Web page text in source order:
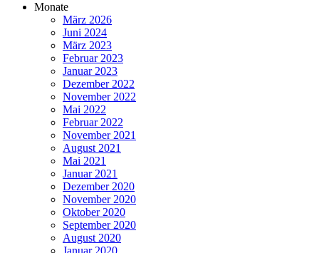
Monate
März 2026
Juni 2024
März 2023
Februar 2023
Januar 2023
Dezember 2022
November 2022
Mai 2022
Februar 2022
November 2021
August 2021
Mai 2021
Januar 2021
Dezember 2020
November 2020
Oktober 2020
September 2020
August 2020